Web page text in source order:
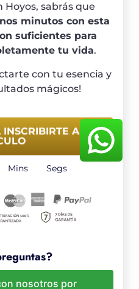
Hoyos, sabrás que
minutos con esta
suficientes para
tu vida.
con tu esencia y
mágicos!
AL
Mins Segs
nosotros por